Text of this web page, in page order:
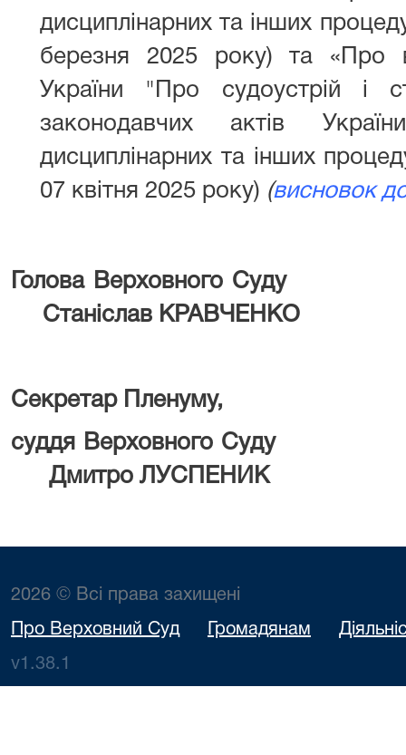
дисциплінарних та інших
березня 2025 року) та «Про
України "Про судоустрій і
законодавчих актів
дисциплінарних та інших
07 квітня 2025 року) (висновок
Голова
Станіслав КРАВЧЕНКО
Секретар Пленуму,
суддя
Дмитро ЛУСПЕНИК
2026 © Всі права захищені
Про Верховний Суд Громадянам
v1.38.1